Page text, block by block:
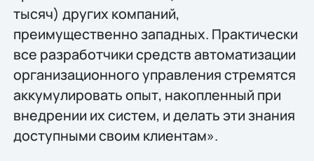
тысяч) других компаний,
преимущественно западных. Практически
все разработчики средств автоматизации
организационного управления стремятся
аккумулировать опыт, накопленный при
внедрении их систем, и делать эти знания
доступными своим клиентам».